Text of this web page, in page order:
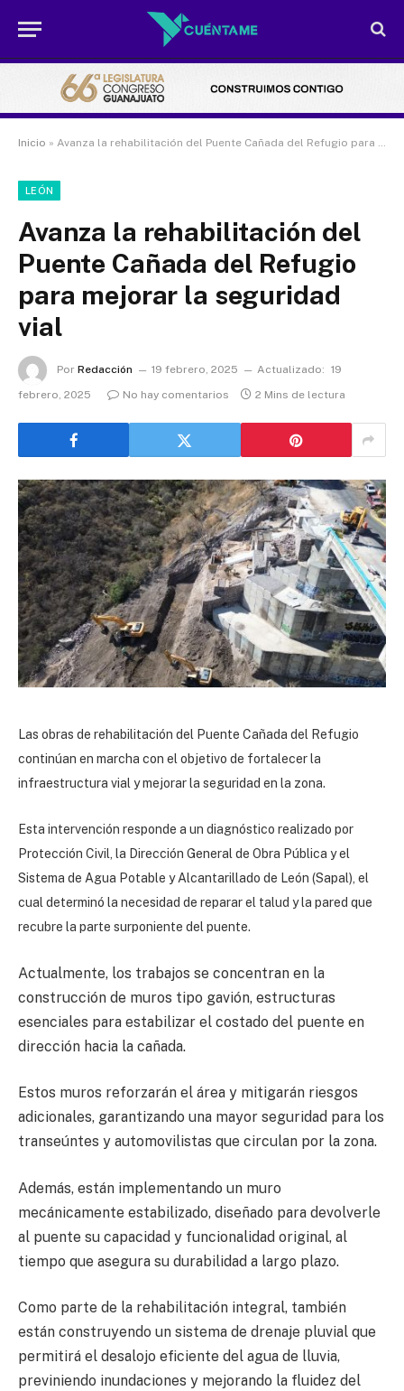
Inicio » Avanza la rehabilitación del Puente Cañada del Refugio para mejorar la seguridad vial
LEÓN
Avanza la rehabilitación del
Puente Cañada del Refugio
para mejorar la seguridad
vial
Por Redacción 19 febrero, 2025 Actualizado: 19
febrero, 2025
No hay comentarios 2 Mins de lectura
Las obras de rehabilitación del Puente Cañada del Refugio
continúan en marcha con el objetivo de fortalecer la
infraestructura vial y mejorar la seguridad en la zona.
Esta intervención responde a un diagnóstico realizado por
Protección Civil, la Dirección General de Obra Pública y el
Sistema de Agua Potable y Alcantarillado de León (Sapal), el
cual determinó la necesidad de reparar el talud y la pared que
recubre la parte surponiente del puente.
Actualmente, los trabajos se concentran en la
construcción de muros tipo gavión, estructuras
esenciales para estabilizar el costado del puente en
dirección hacia la cañada.
Estos muros reforzarán el área y mitigarán riesgos
adicionales, garantizando una mayor seguridad para los
transeúntes y automovilistas que circulan por la zona.
Además, están implementando un muro
mecánicamente estabilizado, diseñado para devolverle
al puente su capacidad y funcionalidad original, al
tiempo que asegura su durabilidad a largo plazo.
Como parte de la rehabilitación integral, también
están construyendo un sistema de drenaje pluvial que
permitirá el desalojo eficiente del agua de lluvia,
previniendo inundaciones y mejorando la fluidez del